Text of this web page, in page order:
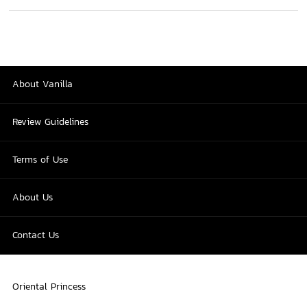
About Vanilla
Review Guidelines
Terms of Use
About Us
Contact Us
Oriental Princess